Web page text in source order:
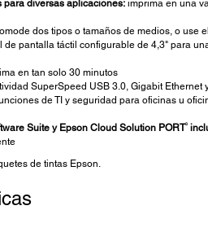
para diversas aplicaciones:imprima en una
dos tipos o tamaños de medios, o use
pantalla táctil configurable de 4,3" para
en tan solo 30 minutos
SuperSpeed USB 3.0, Gigabit
de TI y seguridad para oficinas u
Suite y Epson Cloud Solution PORT3
de tintas Epson.